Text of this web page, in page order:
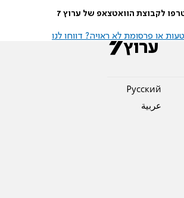
לקבוצת הוואטצאפ של ערוץ 7
או פרסומת לא ראויה? דווחו לנו
Pусский
عربية